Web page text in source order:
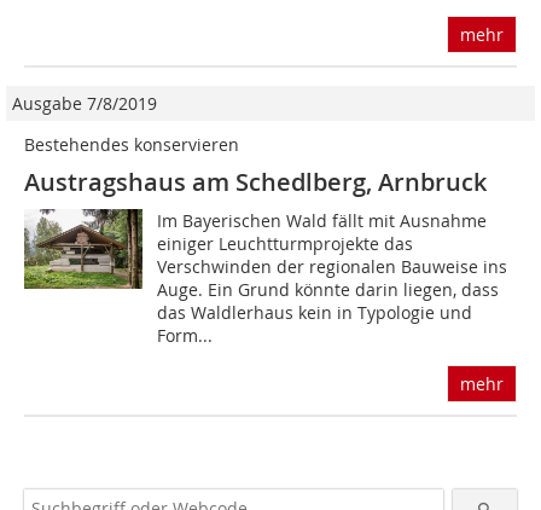
mehr
Ausgabe 7/8/2019
Bestehendes konservieren
Austragshaus am Schedlberg, Arnbruck
Im Bayerischen Wald fällt mit Ausnahme
einiger Leuchtturmprojekte das
Verschwinden der regionalen Bauweise ins
Auge. Ein Grund könnte darin liegen, dass
das Waldlerhaus kein in Typologie und
Form...
mehr